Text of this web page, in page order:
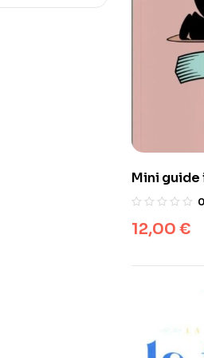
Mini
ablutions
0
12,00 €